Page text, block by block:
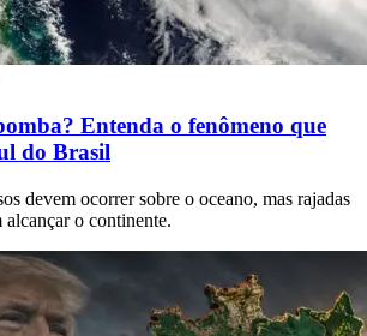
Entenda o fenômeno que
do Brasil
devem ocorrer sobre o oceano, mas rajadas
o continente.